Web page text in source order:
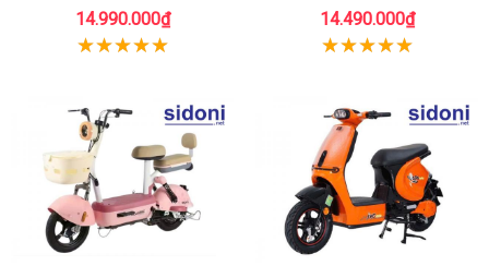
14.990.000₫ 14.490.000₫